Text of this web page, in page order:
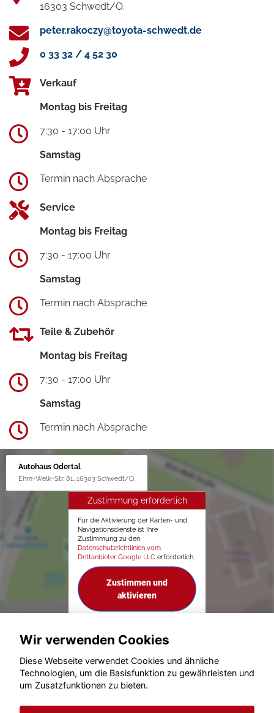
16303 Schwedt/O.
peter.rakoczy@toyota-schwedt.de
0 33 32 / 4 52 30
Verkauf
Montag bis Freitag
7:30 - 17:00 Uhr
Samstag
Termin nach Absprache
Service
Montag bis Freitag
7:30 - 17:00 Uhr
Samstag
Termin nach Absprache
Teile & Zubehör
Montag bis Freitag
7:30 - 17:00 Uhr
Samstag
Termin nach Absprache
Autohaus Odertal
Ehm-Welk-Str. 81, 16303 Schwedt/O.
Zustimmung erforderlich
Für die Aktivierung der Karten- und
Navigationsdienste ist Ihre
Zustimmung zu den
Datenschutzrichtlinien vom
Drittanbieter Google LLC erforderlich.
Zustimmen und
aktivieren
© konjunkturmotor.de GmbH 2020 - 2026
Wir verwenden Cookies
Diese Webseite verwendet Cookies und ähnliche
Technologien, um die Basisfunktion zu gewährleisten und
um Zusatzfunktionen zu bieten.